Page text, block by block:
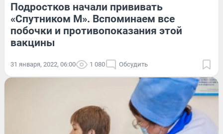
Подростков начали прививать
«Спутником М». Вспоминаем все
побочки и противопоказания этой
вакцины
31 января, 2022, 06:00 1 080 Обсудить